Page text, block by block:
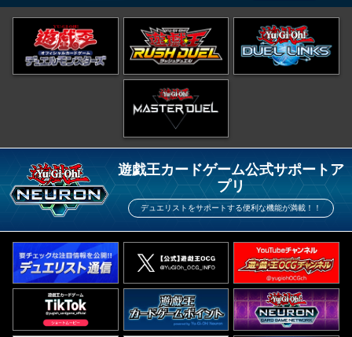
遊戯王カードゲーム公式サポートア
プリ
デュエリストをサポートする便利な機能が満載！！